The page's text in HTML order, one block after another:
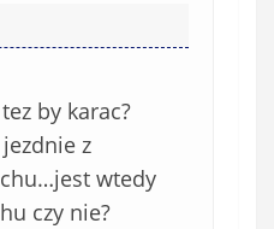
by karac?
z
wtedy
czy nie?